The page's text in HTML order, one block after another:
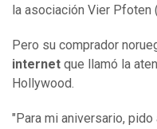
la asociación Vier Pfoten
Pero su comprador
internet que llamó la
Hollywood.
"Para mi aniversario,